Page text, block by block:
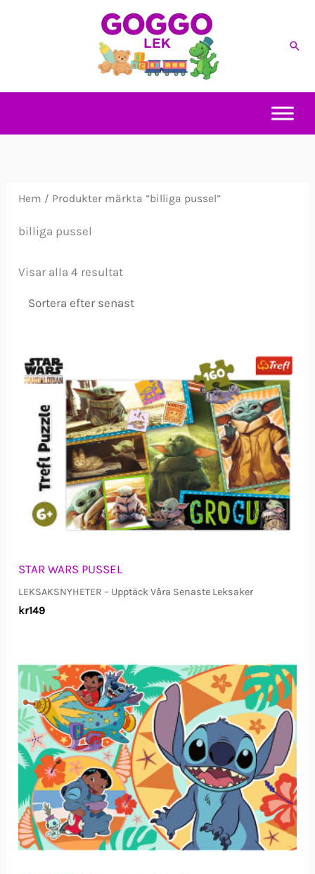
Sök
Hem / Produkter märkta ”billiga pussel”
billiga pussel
Visar alla 4 resultatSortera
STAR WARS PUSSEL
LEKSAKSNYHETER – Upptäck Våra Senaste Leksaker
kr149